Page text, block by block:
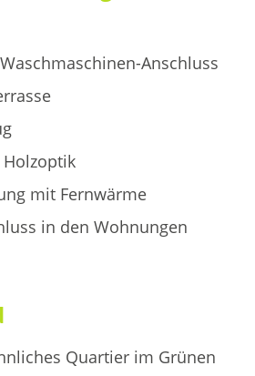
Anschluss
mit Fernwärme
in den Wohnungen
Quartier im Grünen